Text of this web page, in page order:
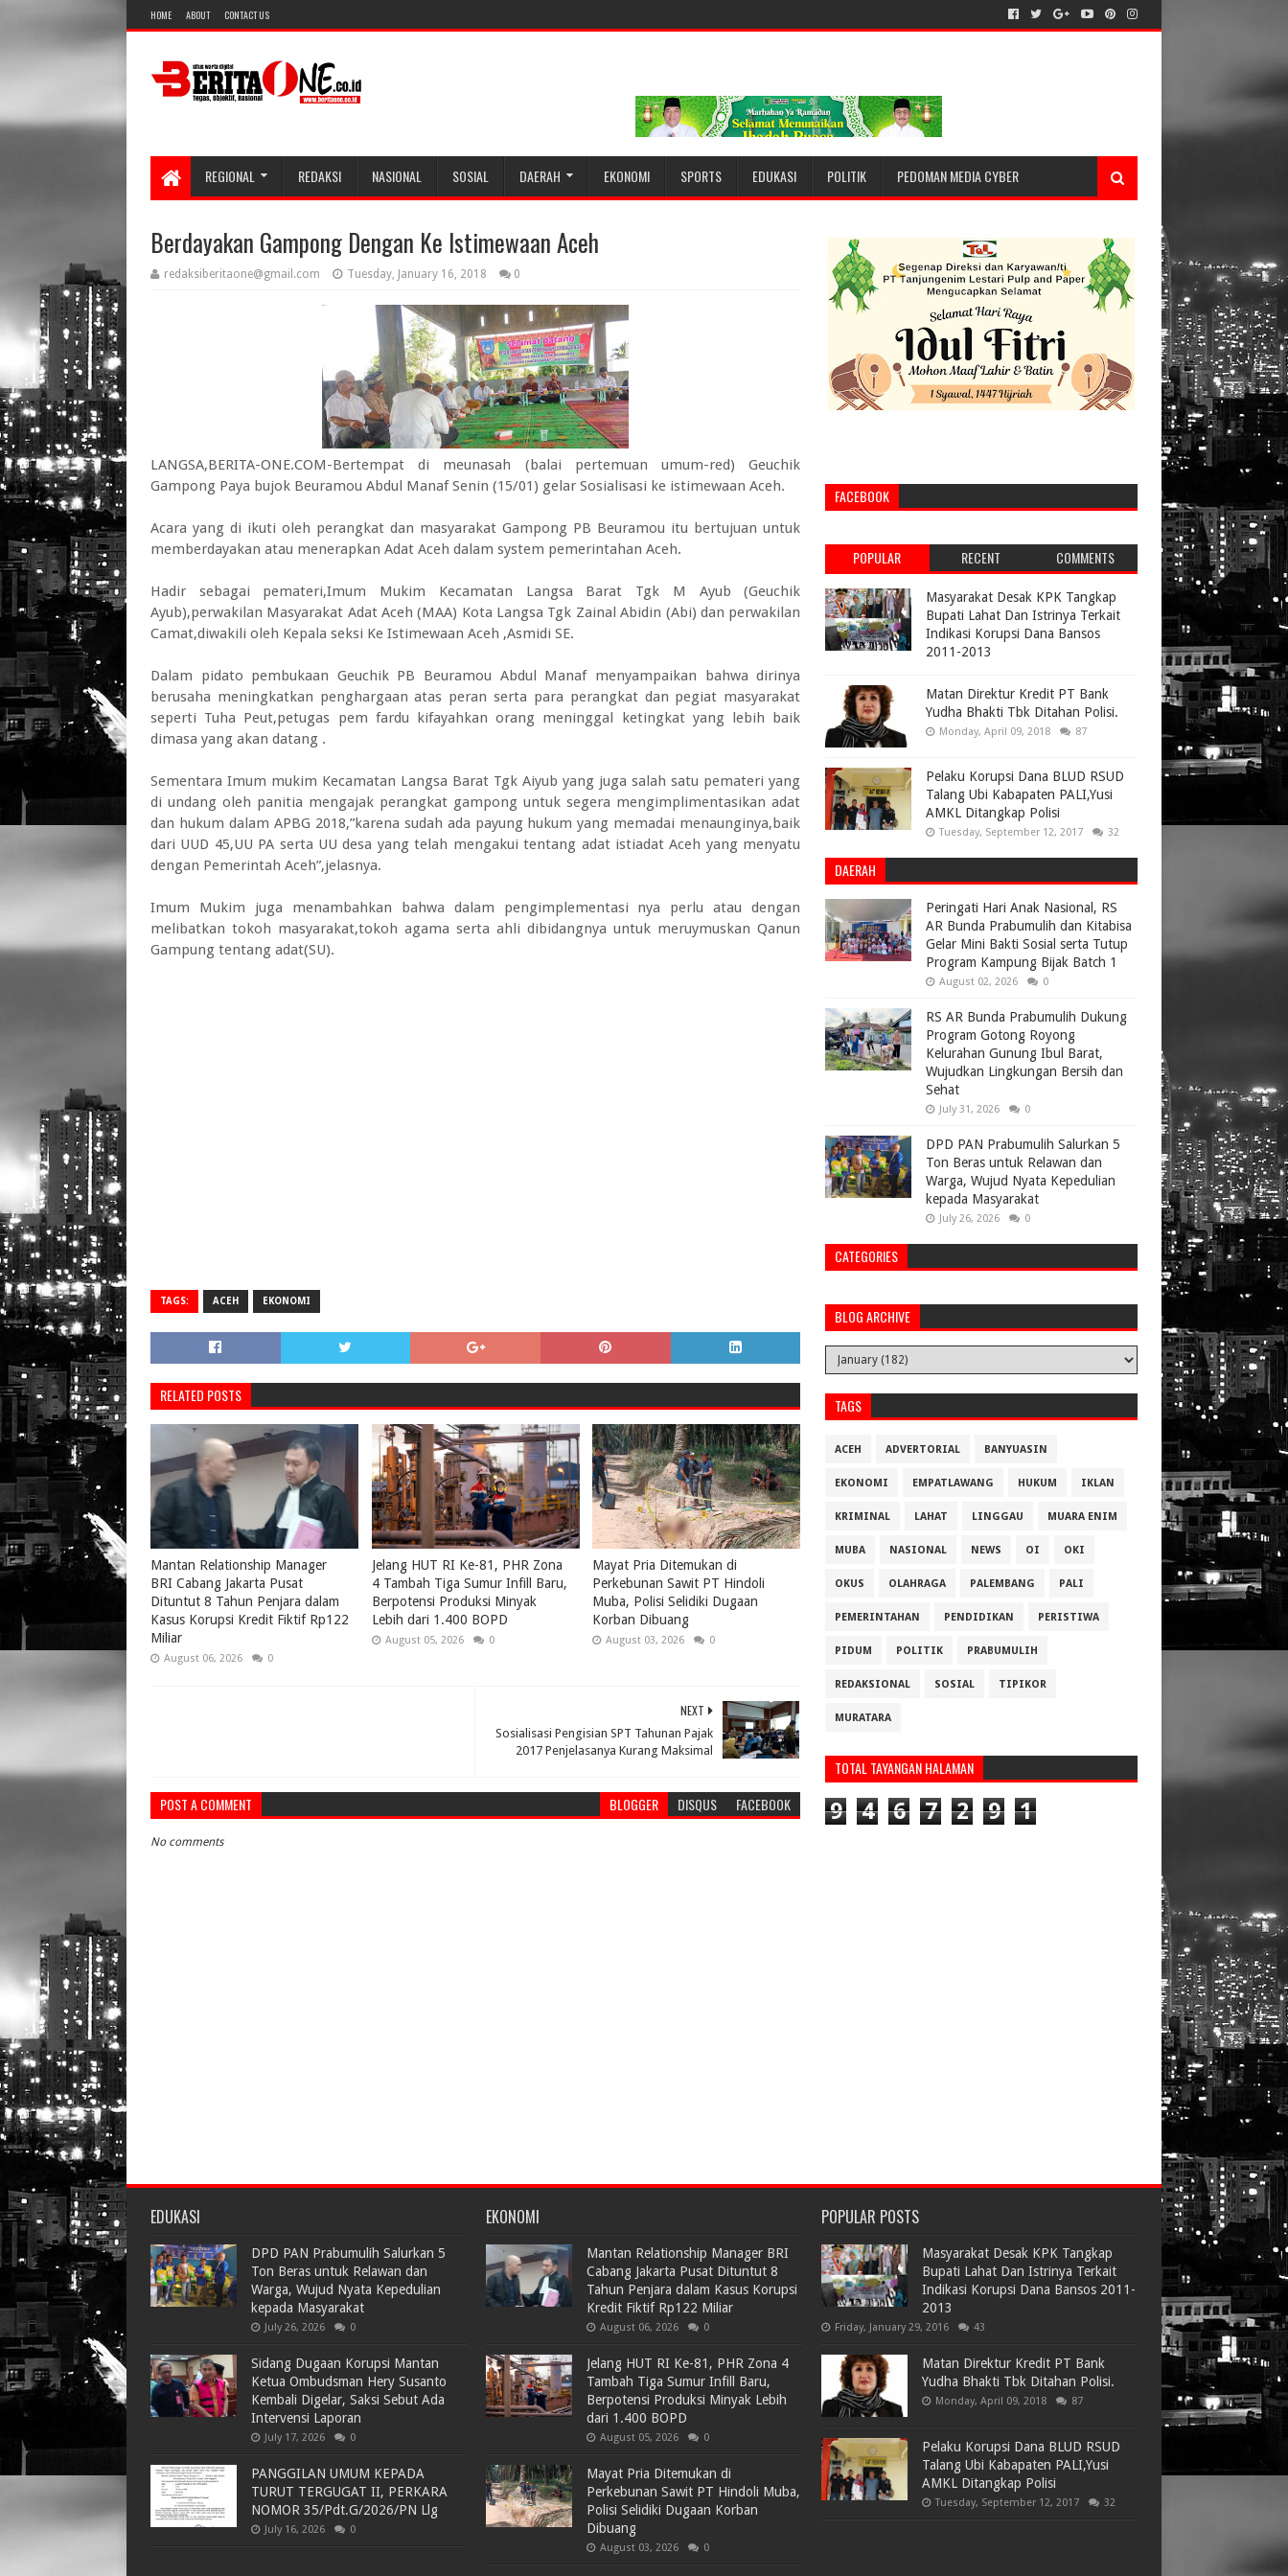
HOME ABOUT CONTACT US
REGIONAL REDAKSI NASIONAL SOSIAL DAERAH EKONOMI SPORTS EDUKASI POLITIK PEDOMAN MEDIA CYBER
Berdayakan Gampong Dengan Ke Istimewaan Aceh
redaksiberitaone@gmail.com Tuesday, January 16, 2018 0
LANGSA,BERITA-ONE.COM-Bertempat di meunasah (balai pertemuan umum-red) Geuchik
Gampong Paya bujok Beuramou Abdul Manaf Senin (15/01) gelar Sosialisasi ke istimewaan Aceh.
Acara yang di ikuti oleh perangkat dan masyarakat Gampong PB Beuramou itu bertujuan untuk
memberdayakan atau menerapkan Adat Aceh dalam system pemerintahan Aceh.
Hadir sebagai pemateri,Imum Mukim Kecamatan Langsa Barat Tgk M Ayub (Geuchik
Ayub),perwakilan Masyarakat Adat Aceh (MAA) Kota Langsa Tgk Zainal Abidin (Abi) dan perwakilan
Camat,diwakili oleh Kepala seksi Ke Istimewaan Aceh ,Asmidi SE.
Dalam pidato pembukaan Geuchik PB Beuramou Abdul Manaf menyampaikan bahwa dirinya
berusaha meningkatkan penghargaan atas peran serta para perangkat dan pegiat masyarakat
seperti Tuha Peut,petugas pem fardu kifayahkan orang meninggal ketingkat yang lebih baik
dimasa yang akan datang .
Sementara Imum mukim Kecamatan Langsa Barat Tgk Aiyub yang juga salah satu pemateri yang
di undang oleh panitia mengajak perangkat gampong untuk segera mengimplimentasikan adat
dan hukum dalam APBG 2018,”karena sudah ada payung hukum yang memadai menaunginya,baik
dari UUD 45,UU PA serta UU desa yang telah mengakui tentang adat istiadat Aceh yang menyatu
dengan Pemerintah Aceh”,jelasnya.
Imum Mukim juga menambahkan bahwa dalam pengimplementasi nya perlu atau dengan
melibatkan tokoh masyarakat,tokoh agama serta ahli dibidangnya untuk meruymuskan Qanun
Gampung tentang adat(SU).
TAGS: ACEH EKONOMI
RELATED POSTS
Mantan Relationship Manager
BRI Cabang Jakarta Pusat
Dituntut 8 Tahun Penjara dalam
Kasus Korupsi Kredit Fiktif Rp122
Miliar
August 06, 2026 0
Jelang HUT RI Ke-81, PHR Zona
4 Tambah Tiga Sumur Infill Baru,
Berpotensi Produksi Minyak
Lebih dari 1.400 BOPD
August 05, 2026 0
Mayat Pria Ditemukan di
Perkebunan Sawit PT Hindoli
Muba, Polisi Selidiki Dugaan
Korban Dibuang
August 03, 2026 0
NEXT
Sosialisasi Pengisian SPT Tahunan Pajak
2017 Penjelasanya Kurang Maksimal
POST A COMMENT BLOGGER DISQUS FACEBOOK
No comments
FACEBOOK
POPULAR RECENT COMMENTS
Masyarakat Desak KPK Tangkap
Bupati Lahat Dan Istrinya Terkait
Indikasi Korupsi Dana Bansos
2011-2013
Matan Direktur Kredit PT Bank
Yudha Bhakti Tbk Ditahan Polisi.
Monday, April 09, 2018 87
Pelaku Korupsi Dana BLUD RSUD
Talang Ubi Kabapaten PALI,Yusi
AMKL Ditangkap Polisi
Tuesday, September 12, 2017 32
DAERAH
Peringati Hari Anak Nasional, RS
AR Bunda Prabumulih dan Kitabisa
Gelar Mini Bakti Sosial serta Tutup
Program Kampung Bijak Batch 1
August 02, 2026 0
RS AR Bunda Prabumulih Dukung
Program Gotong Royong
Kelurahan Gunung Ibul Barat,
Wujudkan Lingkungan Bersih dan
Sehat
July 31, 2026 0
DPD PAN Prabumulih Salurkan 5
Ton Beras untuk Relawan dan
Warga, Wujud Nyata Kepedulian
kepada Masyarakat
July 26, 2026 0
CATEGORIES
BLOG ARCHIVE
TAGS
ACEH ADVERTORIAL BANYUASIN
EKONOMI EMPATLAWANG HUKUM IKLAN
KRIMINAL LAHAT LINGGAU MUARA ENIM
MUBA NASIONAL NEWS OI OKI
OKUS OLAHRAGA PALEMBANG PALI
PEMERINTAHAN PENDIDIKAN PERISTIWA
PIDUM POLITIK PRABUMULIH
REDAKSIONAL SOSIAL TIPIKOR
MURATARA
TOTAL TAYANGAN HALAMAN
9 4 6 7 2 9 1
EDUKASI
DPD PAN Prabumulih Salurkan 5
Ton Beras untuk Relawan dan
Warga, Wujud Nyata Kepedulian
kepada Masyarakat
July 26, 2026 0
Sidang Dugaan Korupsi Mantan
Ketua Ombudsman Hery Susanto
Kembali Digelar, Saksi Sebut Ada
Intervensi Laporan
July 17, 2026 0
PANGGILAN UMUM KEPADA
TURUT TERGUGAT II, PERKARA
NOMOR 35/Pdt.G/2026/PN Llg
July 16, 2026 0
EKONOMI
Mantan Relationship Manager BRI
Cabang Jakarta Pusat Dituntut 8
Tahun Penjara dalam Kasus Korupsi
Kredit Fiktif Rp122 Miliar
August 06, 2026 0
Jelang HUT RI Ke-81, PHR Zona 4
Tambah Tiga Sumur Infill Baru,
Berpotensi Produksi Minyak Lebih
dari 1.400 BOPD
August 05, 2026 0
Mayat Pria Ditemukan di
Perkebunan Sawit PT Hindoli Muba,
Polisi Selidiki Dugaan Korban
Dibuang
August 03, 2026 0
POPULAR POSTS
Masyarakat Desak KPK Tangkap
Bupati Lahat Dan Istrinya Terkait
Indikasi Korupsi Dana Bansos 2011-
2013
Friday, January 29, 2016 43
Matan Direktur Kredit PT Bank
Yudha Bhakti Tbk Ditahan Polisi.
Monday, April 09, 2018 87
Pelaku Korupsi Dana BLUD RSUD
Talang Ubi Kabapaten PALI,Yusi
AMKL Ditangkap Polisi
Tuesday, September 12, 2017 32